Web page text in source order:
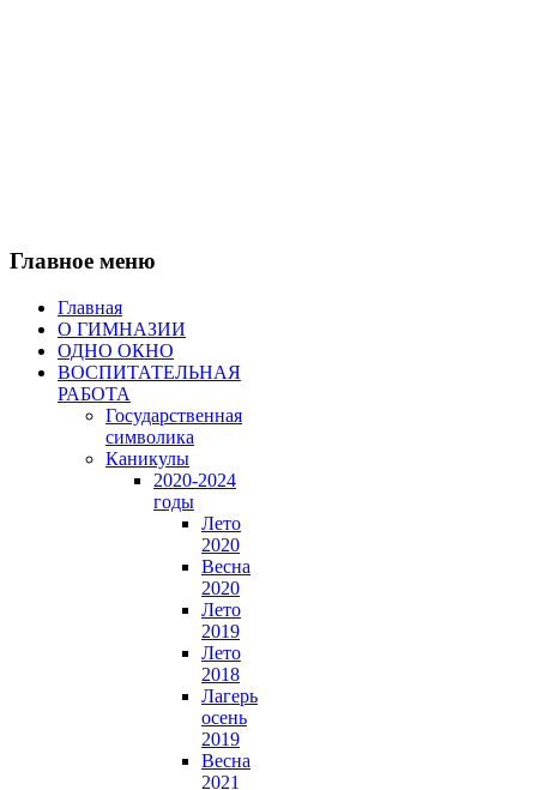
Главное меню
Главная
О ГИМНАЗИИ
ОДНО ОКНО
ВОСПИТАТЕЛЬНАЯ
РАБОТА
Государственная
символика
Каникулы
2020-2024
годы
Лето
2020
Весна
2020
Лето
2019
Лето
2018
Лагерь
осень
2019
Весна
2021